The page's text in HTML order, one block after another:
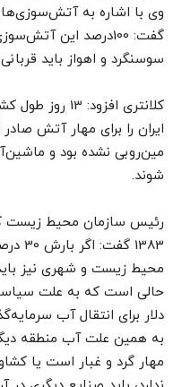
وی با اشاره به
گفت: 100درصد این
سوسنگرد و اهواز باید
کلانتری افزود:
ایران را برای مهار آتش
مین‌روبی نشده بود و
شوند.
رئیس سازمان محیط زیست
دلار برای انتقال آب
به همین علت آب منطقه
مهار گرد و غبار است یا